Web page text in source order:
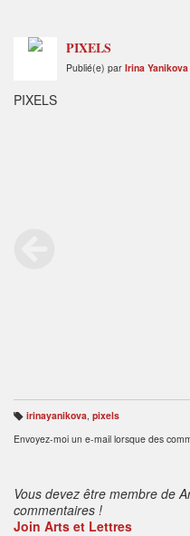
PIXELS
Publié(e) par Irina Yanikova
PIXELS
B
ali
s
irinayanikova, pixels
Envoyez-moi un e-mail lorsque des
Vous devez être membre de
commentaires !
Join Arts et Lettres